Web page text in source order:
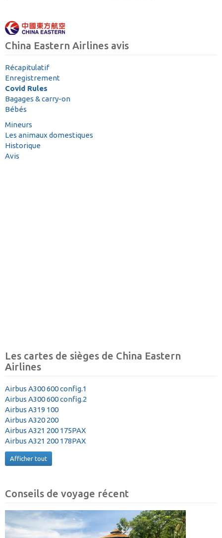
China Eastern Airlines avis
Récapitulatif
Enregistrement
Covid Rules
Bagages & carry-on
Bébés
Mineurs
Les animaux domestiques
Historique
Avis
Les cartes de sièges de China Eastern
Airlines
Airbus A300 600 config.1
Airbus A300 600 config.2
Airbus A319 100
Airbus A320 200
Airbus A321 200 175PAX
Airbus A321 200 178PAX
Afficher tout
Conseils de voyage récent